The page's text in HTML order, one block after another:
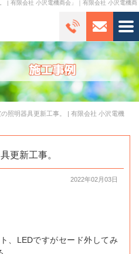
| 有限会社 小沢電機商会」｜有限会社 小沢電機商
照明器具更新工事。 | 有限会社 小沢電機
更新工事。
2022年02月03日
、LEDですがセード外してみ